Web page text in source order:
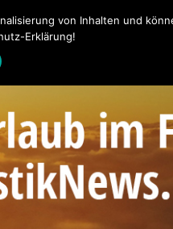
von Inhalten und
Erklärung!